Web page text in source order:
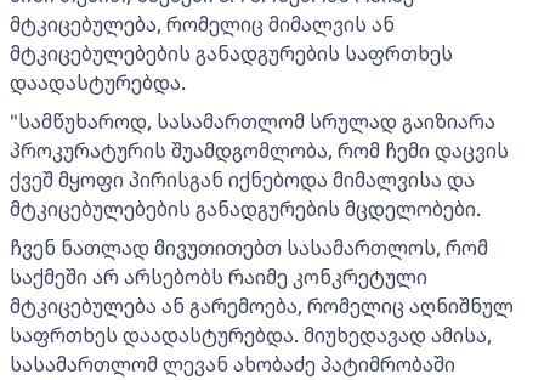
მტკიცებულება, რომელიც მიმალვის ან
მტკიცებულებების განადგურების საფრთხეს
დაადასტურებდა.
"სამწუხაროდ, სასამართლომ სრულად გაიზიარა
პროკურატურის შუამდგომლობა, რომ ჩემი დაცვის
ქვეშ მყოფი პირისგან იქნებოდა მიმალვისა და
მტკიცებულებების განადგურების მცდელობები.
ჩვენ ნათლად მივუთითებთ სასამართლოს, რომ
საქმეში არ არსებობს რაიმე კონკრეტული
მტკიცებულება ან გარემოება, რომელიც აღნიშნულ
საფრთხეს დაადასტურებდა. მიუხედავად ამისა,
სასამართლომ ლევან ახობაძე პატიმრობაში